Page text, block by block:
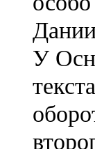
У